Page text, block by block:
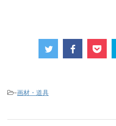
-画材・道具